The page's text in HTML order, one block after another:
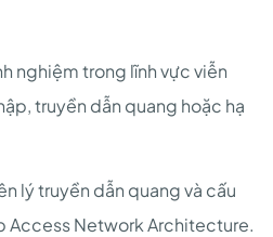
nghiệm trong lĩnh vực viễn
truyền dẫn quang hoặc hạ
lý truyền dẫn quang và cấu
Access Network Architecture.